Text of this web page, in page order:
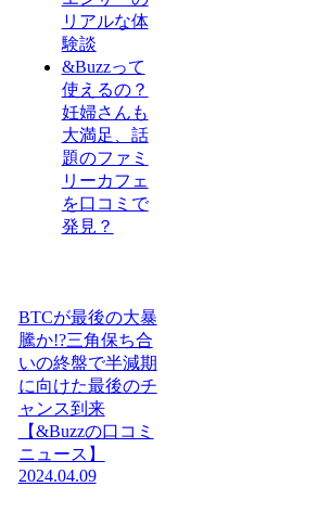
リアルな体
験談
&Buzzって
使えるの？
妊婦さんも
大満足、話
題のファミ
リーカフェ
を口コミで
発見？
BTCが最後の大暴
騰か!?三角保ち合
いの終盤で半減期
に向けた最後のチ
ャンス到来
【&Buzzの口コミ
ニュース】
2024.04.09